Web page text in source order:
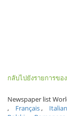
กลับไปยังรายการข
Newspaper list
Français